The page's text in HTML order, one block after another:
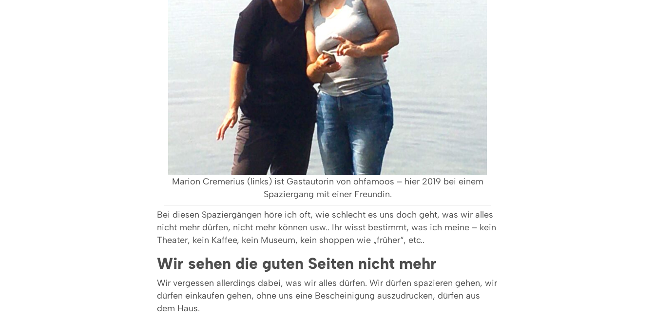
Marion Cremerius (links) ist Gastautorin von ohfamoos – hier 2019 bei einem
Spaziergang mit einer Freundin.
Bei diesen Spaziergängen höre ich oft, wie schlecht es uns doch geht, was wir alles
nicht mehr dürfen, nicht mehr können usw.. Ihr wisst bestimmt, was ich meine – kein
Theater, kein Kaffee, kein Museum, kein shoppen wie „früher“, etc..
Wir sehen die guten Seiten nicht mehr
Wir vergessen allerdings dabei, was wir alles dürfen. Wir dürfen spazieren gehen, wir
dürfen einkaufen gehen, ohne uns eine Bescheinigung auszudrucken, dürfen aus
dem Haus.